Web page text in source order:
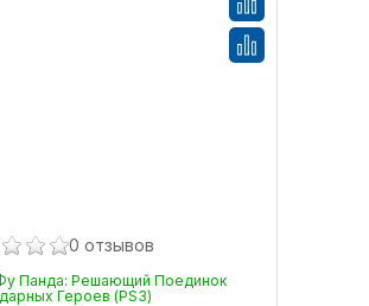
0 отзывов
Панда: Решающий Поединок
Героев (PS3)